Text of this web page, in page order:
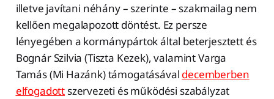
illetve javítani néhány – szerinte – szakmailag nem
kellően megalapozott döntést. Ez persze
lényegében a kormánypártok által beterjesztett és
Bognár Szilvia (Tiszta Kezek), valamint Varga
Tamás (Mi Hazánk) támogatásával decemberben
elfogadott szervezeti és működési szabályzat